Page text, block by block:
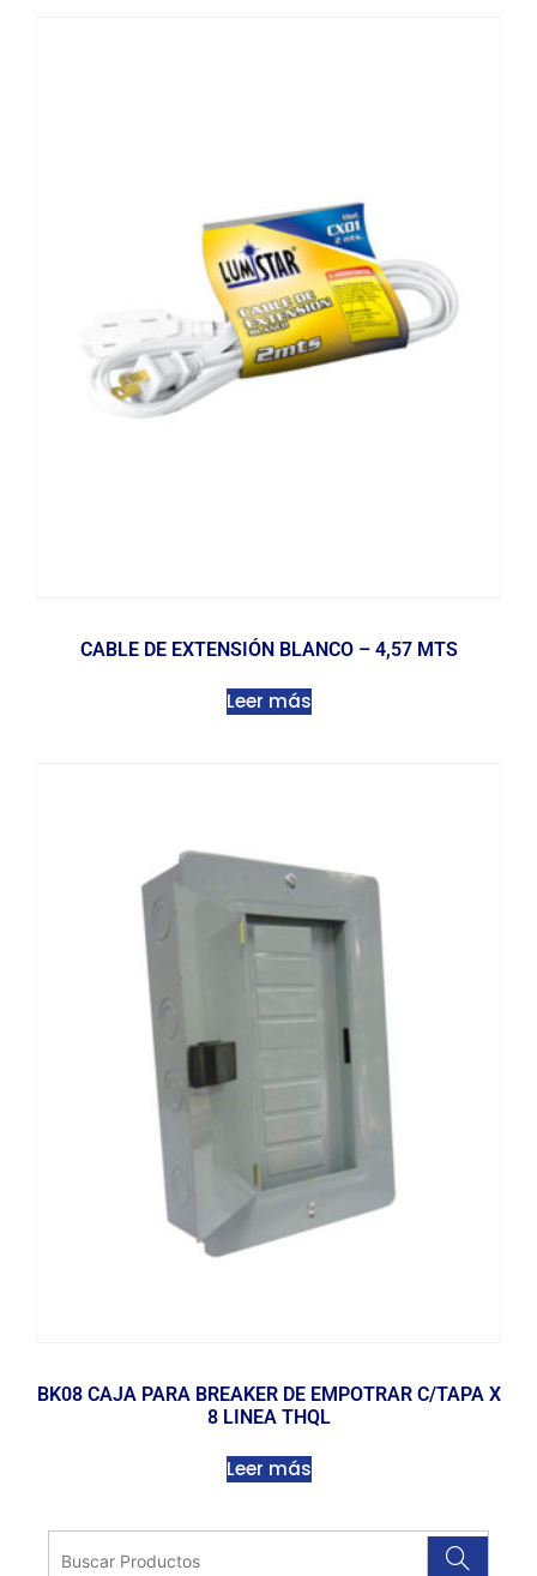
CABLE DE EXTENSIÓN BLANCO – 4,57 MTS
Leer más
BK08 CAJA PARA BREAKER DE EMPOTRAR C/TAPA X
8 LINEA THQL
Leer más